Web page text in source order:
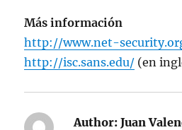
Más información
http://www.net-
http://isc.sans.edu/ (en
Author: Juan